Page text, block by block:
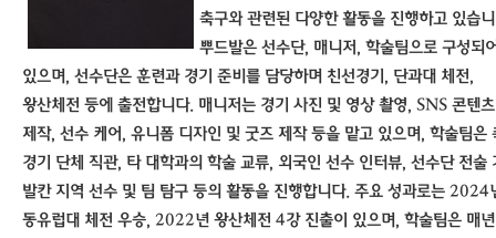
축구와 관련된 다양한 활동을 진행하고 있습
뿌드발은 선수단, 매니저, 학술팀으로 구성되
있으며, 선수단은 훈련과 경기 준비를 담당하며 친선경기, 단과대 체전,
왕산체전 등에 출전합니다. 매니저는 경기 사진 및 영상 촬영, SNS 콘텐츠
제작, 선수 케어, 유니폼 디자인 및 굿즈 제작 등을 맡고 있으며, 학술팀은
경기 단체 직관, 타 대학과의 학술 교류, 외국인 선수 인터뷰, 선수단 전술
발칸 지역 선수 및 팀 탐구 등의 활동을 진행합니다. 주요 성과로는 2024
동유럽대 체전 우승, 2022년 왕산체전 4강 진출이 있으며, 학술팀은 매년